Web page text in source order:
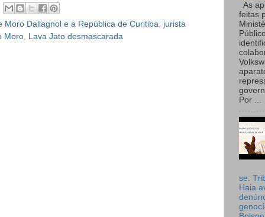
Moro Dallagnol e a República de Curitiba
jurista
Moro
Lava Jato desmascarada
As
feitas
Por ...
se:
Haia